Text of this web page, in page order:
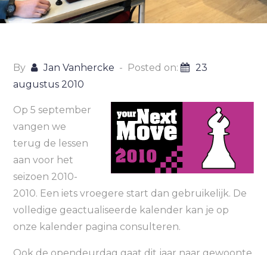
By Jan Vanhercke Posted on:
23
augustus 2010
Op 5 september
vangen we
terug de lessen
aan voor het
seizoen 2010-
2010. Een iets vroegere start dan gebruikelijk. De
volledige geactualiseerde kalender kan je op
onze kalender pagina consulteren.